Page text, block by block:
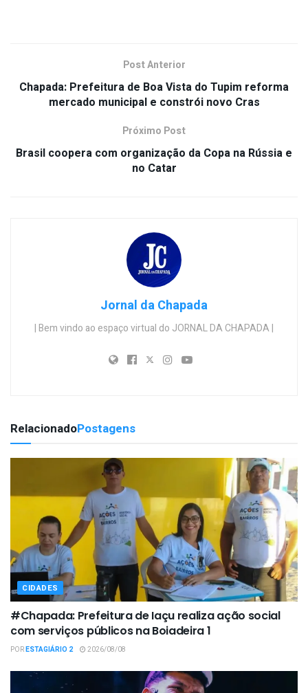
Post Anterior
Chapada: Prefeitura de Boa Vista do Tupim reforma
mercado municipal e constrói novo Cras
Próximo Post
Brasil coopera com organização da Copa na Rússia e
no Catar
Jornal da Chapada
| Bem vindo ao espaço virtual do JORNAL DA CHAPADA |
RelacionadoPostagens
CIDADES
#Chapada: Prefeitura de Iaçu realiza ação social
com serviços públicos na Boiadeira 1
PORESTAGIÁRIO 2 2026/08/08